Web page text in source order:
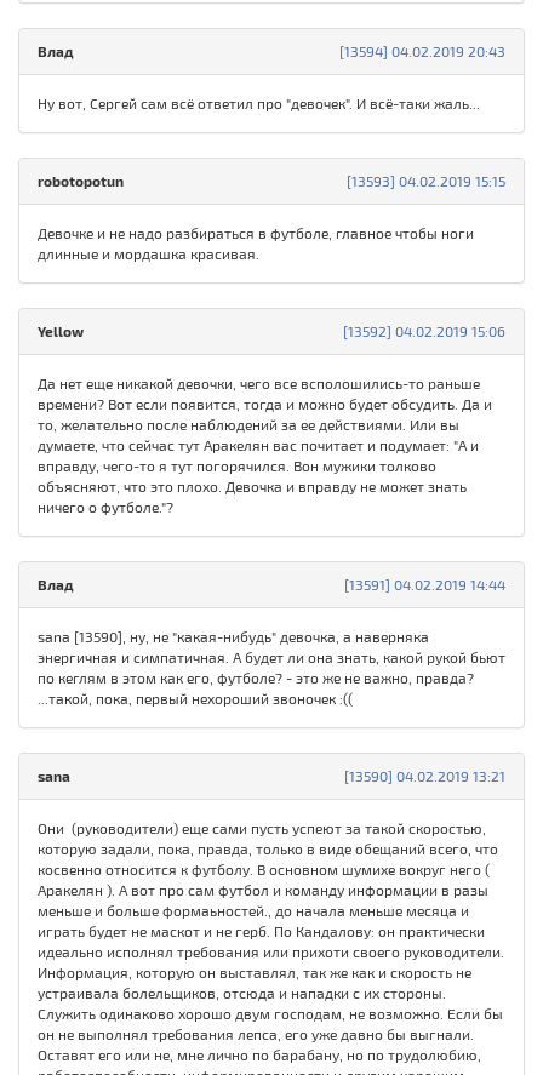
[13594] 04.02.2019 20:43
Влад
Ну вот, Сергей сам всё ответил про "девочек". И всё-таки жаль...
[13593] 04.02.2019 15:15
robotopotun
Девочке и не надо разбираться в футболе, главное чтобы ноги
длинные и мордашка красивая.
[13592] 04.02.2019 15:06
Yellow
Да нет еще никакой девочки, чего все всполошились-то раньше
времени? Вот если появится, тогда и можно будет обсудить. Да и
то, желательно после наблюдений за ее действиями. Или вы
думаете, что сейчас тут Аракелян вас почитает и подумает: "А и
вправду, чего-то я тут погорячился. Вон мужики толково
объясняют, что это плохо. Девочка и вправду не может знать
ничего о футболе."?
[13591] 04.02.2019 14:44
Влад
sana [13590], ну, не "какая-нибудь" девочка, а наверняка
энергичная и симпатичная. А будет ли она знать, какой рукой бьют
по кеглям в этом как его, футболе? - это же не важно, правда?
...такой, пока, первый нехороший звоночек :((
[13590] 04.02.2019 13:21
sana
Они (руководители) еще сами пусть успеют за такой скоростью,
которую задали, пока, правда, только в виде обещаний всего, что
косвенно относится к футболу. В основном шумихе вокруг него (
Аракелян ). А вот про сам футбол и команду информации в разы
меньше и больше формаьностей., до начала меньше месяца и
играть будет не маскот и не герб. По Кандалову: он практически
идеально исполнял требования или прихоти своего руководители.
Информация, которую он выставлял, так же как и скорость не
устраивала болельщиков, отсюда и нападки с их стороны.
Служить одинаково хорошо двум господам, не возможно. Если бы
он не выполнял требования лепса, его уже давно бы выгнали.
Оставят его или не, мне лично по барабану, но по трудолюбию,